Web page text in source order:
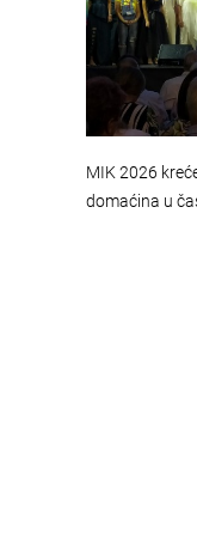
MIK 2026
domaćina u